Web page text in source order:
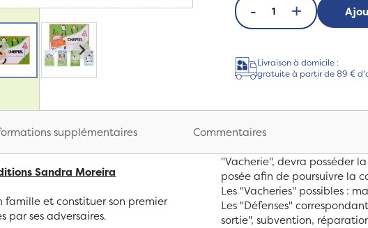
- +
Livraison à domicile :
gratuite à partir de 89 €
supplémentaires Commentaires
Sandra Moreira
famille et constituer son premier
par ses adversaires.
"Vacherie", devra posséder
posée afin de poursuivre la
Les "Vacheries" possibles :
Les "Défenses"
sortie", subvention,